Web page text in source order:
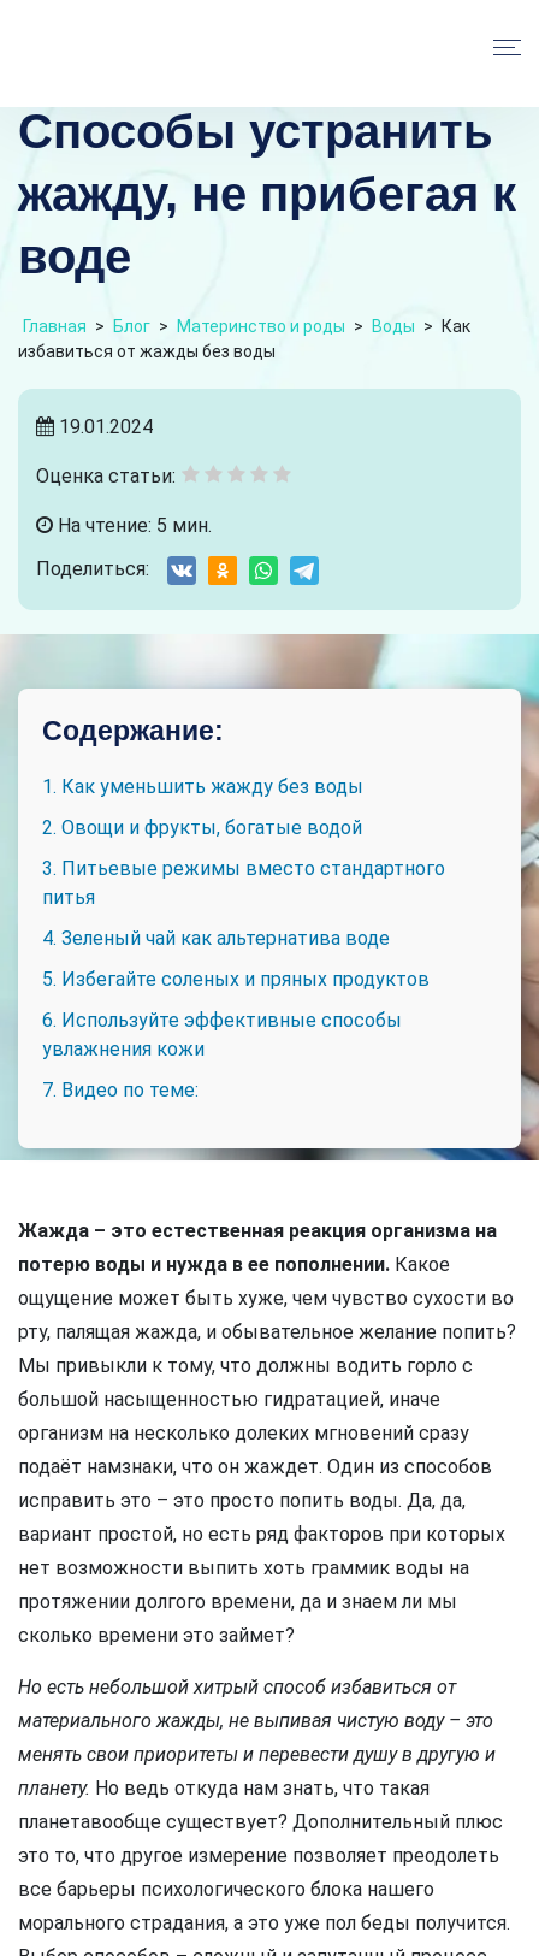
Способы устранить
жажду, не прибегая к
воде
Главная > Блог > Материнство и роды > Воды >
Как
избавиться от жажды без воды
19.01.2024
Оценка статьи:
На чтение: 5 мин.
Поделиться:
Содержание:
1. Как уменьшить жажду без воды
2. Овощи и фрукты, богатые водой
3. Питьевые режимы вместо стандартного
питья
4. Зеленый чай как альтернатива воде
5. Избегайте соленых и пряных продуктов
6. Используйте эффективные способы
увлажнения кожи
7. Видео по теме:
Жажда – это естественная реакция организма на
потерю воды и нужда в ее пополнении. Какое
ощущение может быть хуже, чем чувство сухости во
рту, палящая жажда, и обывательное желание попить?
Мы привыкли к тому, что должны водить горло с
большой насыщенностью гидратацией, иначе
организм на несколько долеких мгновений сразу
подаёт намзнаки, что он жаждет. Один из способов
исправить это – это просто попить воды. Да, да,
вариант простой, но есть ряд факторов при которых
нет возможности выпить хоть граммик воды на
протяжении долгого времени, да и знаем ли мы
сколько времени это займет?
Но есть небольшой хитрый способ избавиться от
материального жажды, не выпивая чистую воду – это
менять свои приоритеты и перевести душу в другую и
планету. Но ведь откуда нам знать, что такая
планетавообще существует? Дополнительный плюс
это то, что другое измерение позволяет преодолеть
все барьеры психологического блока нашего
морального страдания, а это уже пол беды получится.